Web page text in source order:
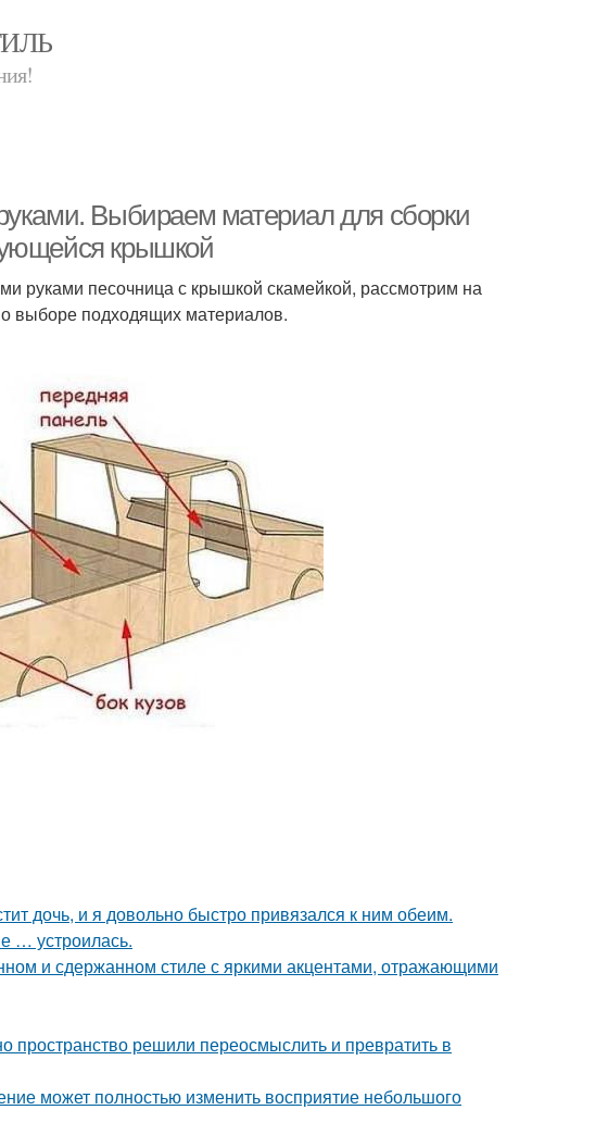
Выбираем материал для сборки
крышкой
руками песочница с крышкой скамейкой, рассмотрим на
выборе подходящих материалов.
дочь, и я довольно быстро привязался к ним обеим.
… устроилась.
и сдержанном стиле с яркими акцентами, отражающими
пространство решили переосмыслить и превратить в
может полностью изменить восприятие небольшого